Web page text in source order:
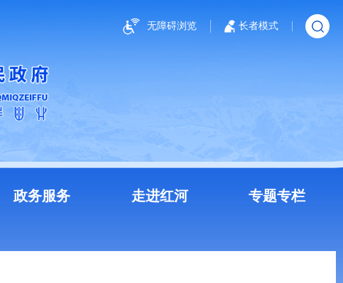
无障碍浏览 长者模式
政务服务 走进红河 专题专栏